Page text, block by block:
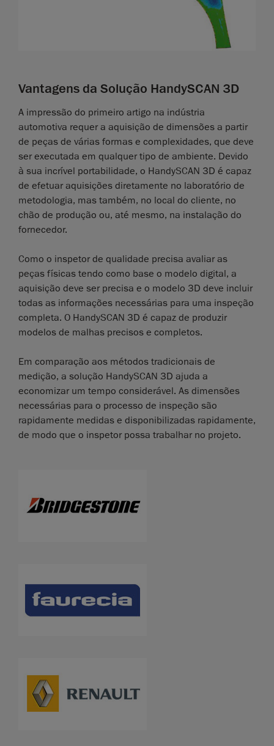
Vantagens da Solução HandySCAN 3D
A impressão do primeiro artigo na indústria
automotiva requer a aquisição de dimensões a partir
de peças de várias formas e complexidades, que deve
ser executada em qualquer tipo de ambiente. Devido
à sua incrível portabilidade, o HandySCAN 3D é capaz
de efetuar aquisições diretamente no laboratório de
metodologia, mas também, no local do cliente, no
chão de produção ou, até mesmo, na instalação do
fornecedor.
Como o inspetor de qualidade precisa avaliar as
peças físicas tendo como base o modelo digital, a
aquisição deve ser precisa e o modelo 3D deve incluir
todas as informações necessárias para uma inspeção
completa. O HandySCAN 3D é capaz de produzir
modelos de malhas precisos e completos.
Em comparação aos métodos tradicionais de
medição, a solução HandySCAN 3D ajuda a
economizar um tempo considerável. As dimensões
necessárias para o processo de inspeção são
rapidamente medidas e disponibilizadas rapidamente,
de modo que o inspetor possa trabalhar no projeto.